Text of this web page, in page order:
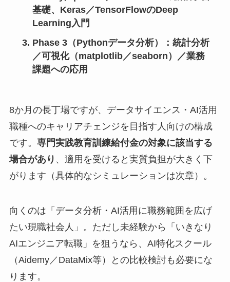
基礎、Keras／TensorFlowのDeep
Learning入門
Phase 3（Pythonデータ分析）
：統計分析
／可視化（matplotlib／seaborn）／業務
課題への応用
8か月の長丁場ですが、データサイエンス・AI活用
職種へのキャリアチェンジを目指す人向けの構成
です。 専門実践教育訓練給付金の対象に該当する
場合があり 、適用を受けると実質負担が大きく下
がります（具体的なシミュレーションは次章）。
向くのは「データ分析・AI活用に職務範囲を広げ
たい現職社会人」。ただし未経験から「いきなり
AIエンジニア転職」を狙うなら、AI特化スクール
（Aidemy／DataMix等）との比較検討も必要にな
ります。